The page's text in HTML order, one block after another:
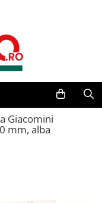
Giacomini
mm, alba